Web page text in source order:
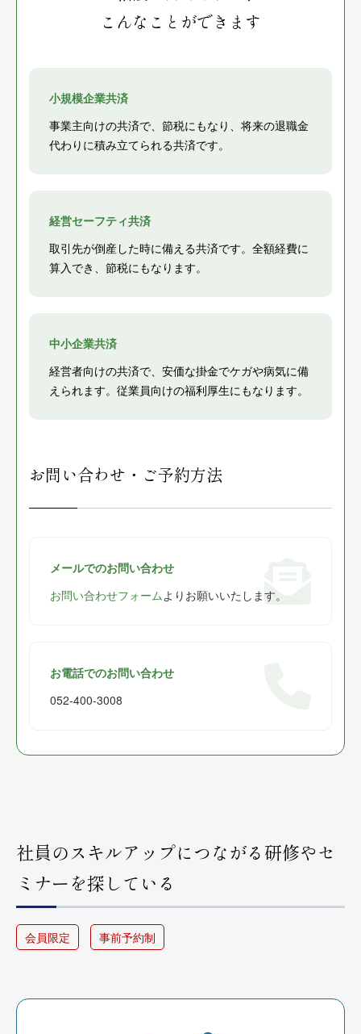
こんなことができます
小規模企業共済
事業主向けの共済で、節税にもなり、将来の退職金
代わりに積み立てられる共済です。
経営セーフティ共済
取引先が倒産した時に備える共済です。全額経費に
算入でき、節税にもなります。
中小企業共済
経営者向けの共済で、安価な掛金でケガや病気に備
えられます。従業員向けの福利厚生にもなります。
お問い合わせ・ご予約方法
メールでのお問い合わせ
お問い合わせフォーム よりお願いいたします。
お電話でのお問い合わせ
052-400-3008
社員のスキルアップにつながる研修やセ
ミナーを探している
会員限定 事前予約制